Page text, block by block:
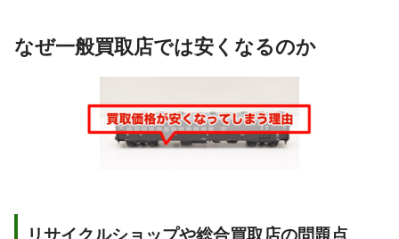
なぜ一般買取店では安くなるのか
リサイクルショップや総合買取店の問題点